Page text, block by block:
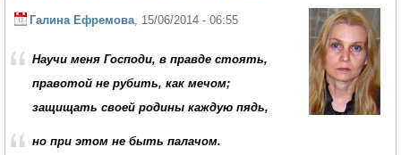
Галина Ефремова , 15/06/2014 - 06:55
Научи меня Господи, в правде стоять,
правотой не рубить, как мечом;
защищать своей родины каждую пядь,
но при этом не быть палачом.